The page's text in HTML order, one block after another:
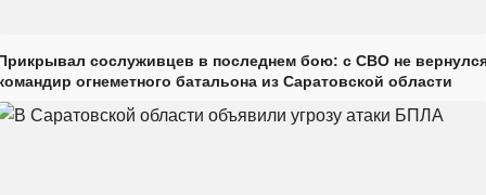
сослуживцев в последнем бою: с СВО не
огнеметного батальона из Саратовской области